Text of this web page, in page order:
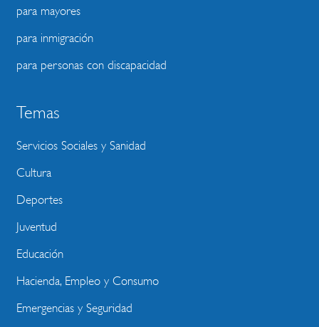
para mayores
para inmigración
para personas con discapacidad
Temas
Servicios Sociales y Sanidad
Cultura
Deportes
Juventud
Educación
Hacienda, Empleo y Consumo
Emergencias y Seguridad